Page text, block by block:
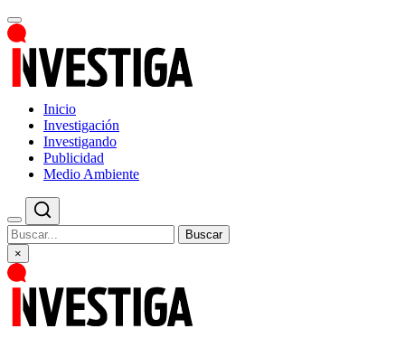
Inicio
Investigación
Investigando
Publicidad
Medio Ambiente
Buscar
×